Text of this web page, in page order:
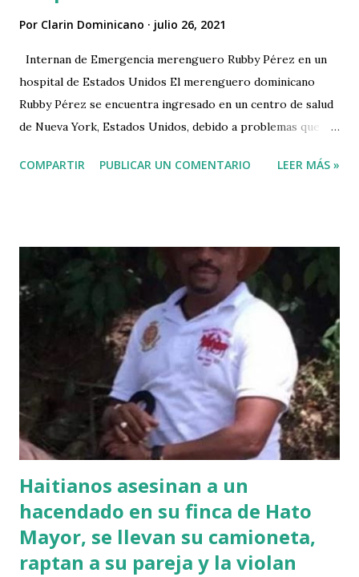
Por Clarin Dominicano julio 26, 2021
Internan de Emergencia merenguero Rubby Pérez en un
hospital de Estados Unidos El merenguero dominicano
Rubby Pérez se encuentra ingresado en un centro de salud
de Nueva York, Estados Unidos, debido a problemas que
Corta Pisa el propio artista dio a conocer la información la
centro está internado. El intérprete de “Volveré” tenía
prevista una presentación la noche de hoy en el
establecimiento “Día y Noche Restaurant”, el cual no podrá
cumplir“por situaciones médicas”. Dijo que su presentación
en el referido lugar sería reprogramada para otra fecha.
Pérez se disculpó por los inconvenientes y prometió
mantener al público informado sobre su evolución.
“Cualquier información adicional, mi equipo y yo les
mantendremos informados por esta m...
COMPARTIR PUBLICAR UN COMENTARIO LEER MÁS »
Haitianos asesinan a un
hacendado en su finca de Hato
Mayor, se llevan su camioneta,
raptan a su pareja y la violan